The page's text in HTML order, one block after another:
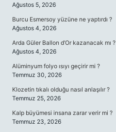
Ağustos 5, 2026
Burcu Esmersoy yüzüne ne yaptırdı ?
Ağustos 4, 2026
Arda Güler Ballon d’Or kazanacak mı ?
Ağustos 4, 2026
Alüminyum folyo ısıyı geçirir mi ?
Temmuz 30, 2026
Klozetin tıkalı olduğu nasıl anlaşılır ?
Temmuz 25, 2026
Kalp büyümesi insana zarar verir mi ?
Temmuz 23, 2026